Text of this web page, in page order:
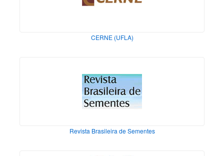
CERNE (UFLA)
Revista Brasileira de Sementes